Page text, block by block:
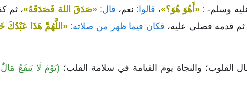
وسلم-: «أَهُوَ هُوَ؟»، قالوا: نعم، قال: «صَدَقَ اللهَ فَصَدَقَهُ»، ثم
قدمه فصلى عليه، فكان فيما ظهر من صلاته: «اللَّهُمَّ هَذَا عَبْدُكَ
القلوب؛ والنجاة يوم القيامة في سلامة القلب؛ (يَوْمَ لَا يَنفَعُ مَالٌ